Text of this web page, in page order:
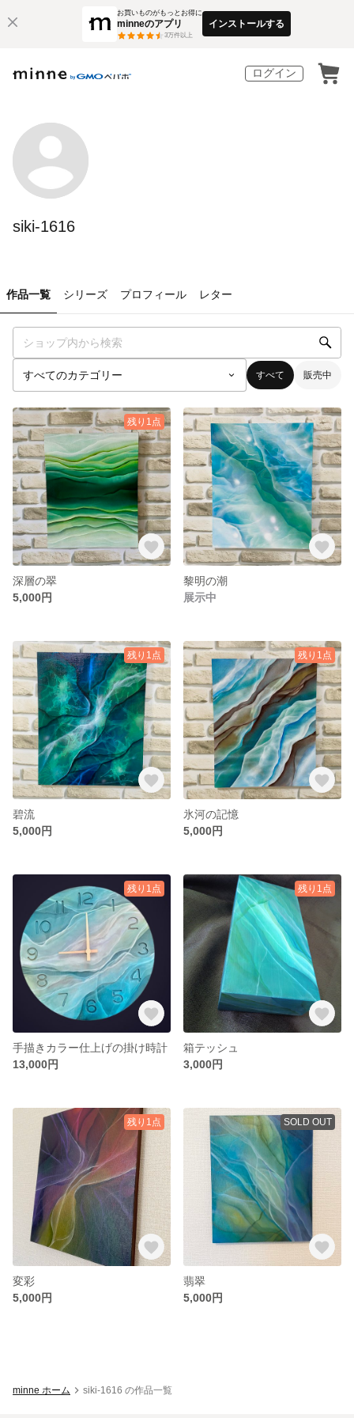
お買いものがもっとお得に
minneのアプリ
3万件以上
インストールする
ログイン
siki-1616
作品一覧 シリーズ プロフィール レター
すべて 販売中
残り1点
深層の翠
5,000円
黎明の潮
展示中
残り1点
碧流
5,000円
残り1点
氷河の記憶
5,000円
残り1点
手描きカラー仕上げの掛け時計
13,000円
残り1点
箱テッシュ
3,000円
残り1点
変彩
5,000円
SOLD OUT
翡翠
5,000円
minne ホーム siki-1616 の作品一覧